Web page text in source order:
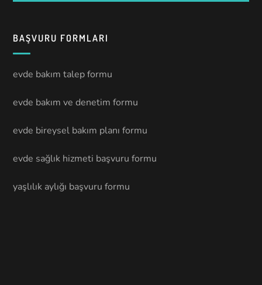
BAŞVURU FORMLARI
evde bakım talep formu
evde bakım ve denetim formu
evde bireysel bakım planı formu
evde sağlık hizmeti başvuru formu
yaşlılık aylığı başvuru formu